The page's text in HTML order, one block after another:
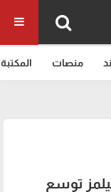
منصات المكتبة
توسع